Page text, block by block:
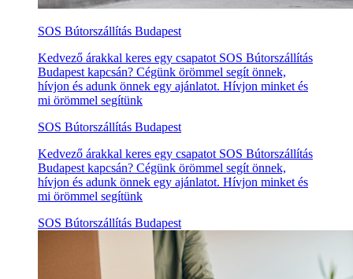
SOS Bútorszállítás Budapest
Kedvező árakkal keres egy csapatot SOS Bútorszállítás
Budapest kapcsán? Cégünk örömmel segít önnek,
hívjon és adunk önnek egy ajánlatot. Hívjon minket és
mi örömmel segítünk
SOS Bútorszállítás Budapest
Kedvező árakkal keres egy csapatot SOS Bútorszállítás
Budapest kapcsán? Cégünk örömmel segít önnek,
hívjon és adunk önnek egy ajánlatot. Hívjon minket és
mi örömmel segítünk
SOS Bútorszállítás Budapest